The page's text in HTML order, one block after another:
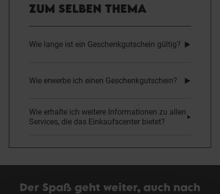
ZUM SELBEN THEMA
Wie lange ist ein Geschenkgutschein gültig?
Wie erwerbe ich einen Geschenkgutschein?
Wie erhalte ich weitere Informationen zu allen
Services, die das Einkaufscenter bietet?
Der Spaß geht weiter, auch nach